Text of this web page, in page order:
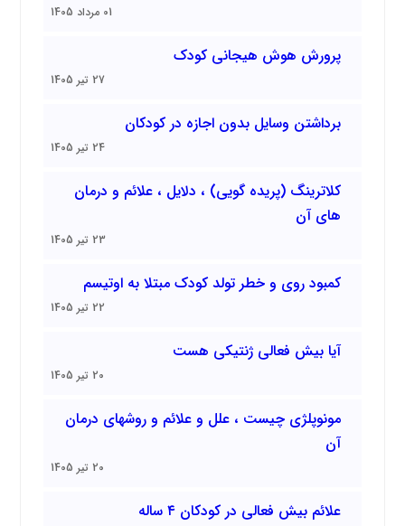
01 مرداد 1405
پرورش هوش هیجانی کودک
27 تیر 1405
برداشتن وسایل بدون اجازه در کودکان
24 تیر 1405
کلاترینگ (پریده گویی) ، دلایل ، علائم و درمان
های آن
23 تیر 1405
کمبود روی و خطر تولد کودک مبتلا به اوتیسم
22 تیر 1405
آیا بیش فعالی ژنتیکی هست
20 تیر 1405
مونوپلژی چیست ، علل و علائم و روشهای درمان
آن
20 تیر 1405
علائم بیش فعالی در کودکان ۴ ساله